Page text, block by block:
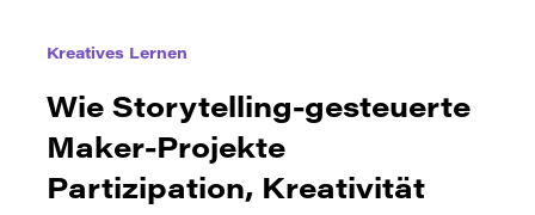
Makerspaces […]
Kreatives Lernen
Wie Storytelling-gesteuerte
Maker-Projekte
Partizipation, Kreativität